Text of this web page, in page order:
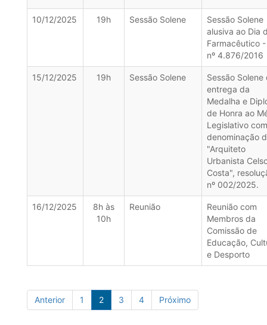
10/12/2025 19h Sessão Solene
Sessão Solene
alusiva ao Dia
Farmacêutico
nº 4.876/2016
15/12/2025 19h Sessão Solene
Sessão Solene
entrega da
Medalha e
de Honra ao
Legislativo
denominação
"Arquiteto
Urbanista
Costa",
nº 002/2025.
16/12/2025
8h às
10h
Reunião
Reunião com
Membros da
Comissão de
Educação,
e Desporto
Anterior 1 2 3 4 Próximo